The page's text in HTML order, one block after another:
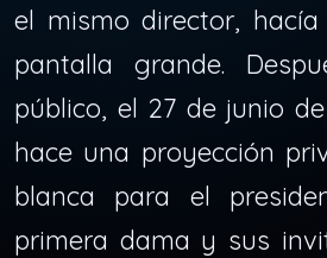
el mismo director,
pantalla grande.
público, el 27 de junio
hace una proyección
blanca para el
primera dama y sus